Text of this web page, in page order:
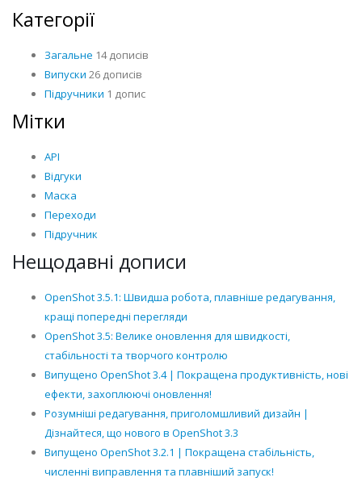
Категорії
Загальне 14 дописів
Випуски 26 дописів
Підручники 1 допис
Мітки
API
Відгуки
Маска
Переходи
Підручник
Нещодавні дописи
OpenShot 3.5.1: Швидша робота, плавніше редагування,
кращі попередні перегляди
OpenShot 3.5: Велике оновлення для швидкості,
стабільності та творчого контролю
Випущено OpenShot 3.4 | Покращена продуктивність, нові
ефекти, захоплюючі оновлення!
Розумніші редагування, приголомшливий дизайн |
Дізнайтеся, що нового в OpenShot 3.3
Випущено OpenShot 3.2.1 | Покращена стабільність,
численні виправлення та плавніший запуск!